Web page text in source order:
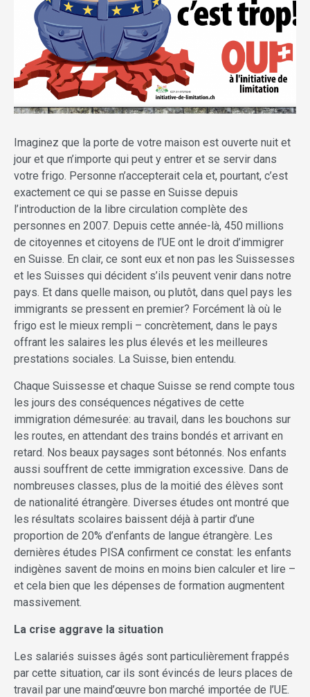
Imaginez que la porte de votre maison est ouverte nuit et
jour et que n’importe qui peut y entrer et se servir dans
votre frigo. Personne n’accepterait cela et, pourtant, c’est
exactement ce qui se passe en Suisse depuis
l’introduction de la libre circulation complète des
personnes en 2007. Depuis cette année-là, 450 millions
de citoyennes et citoyens de l’UE ont le droit d’immigrer
en Suisse. En clair, ce sont eux et non pas les Suissesses
et les Suisses qui décident s’ils peuvent venir dans notre
pays. Et dans quelle maison, ou plutôt, dans quel pays les
immigrants se pressent en premier? Forcément là où le
frigo est le mieux rempli – concrètement, dans le pays
offrant les salaires les plus élevés et les meilleures
prestations sociales. La Suisse, bien entendu.
Chaque Suissesse et chaque Suisse se rend compte tous
les jours des conséquences négatives de cette
immigration démesurée: au travail, dans les bouchons sur
les routes, en attendant des trains bondés et arrivant en
retard. Nos beaux paysages sont bétonnés. Nos enfants
aussi souffrent de cette immigration excessive. Dans de
nombreuses classes, plus de la moitié des élèves sont
de nationalité étrangère. Diverses études ont montré que
les résultats scolaires baissent déjà à partir d’une
proportion de 20% d’enfants de langue étrangère. Les
dernières études PISA confirment ce constat: les enfants
indigènes savent de moins en moins bien calculer et lire –
et cela bien que les dépenses de formation augmentent
massivement.
La crise aggrave la situation
Les salariés suisses âgés sont particulièrement frappés
par cette situation, car ils sont évincés de leurs places de
travail par une maind’œuvre bon marché importée de l’UE.